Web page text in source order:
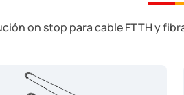
on stop para cable FTTH y